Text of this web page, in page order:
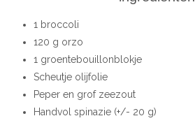
1 broccoli
120 g orzo
1 groentebouillonblokje
Scheutje olijfolie
Peper en grof zeezout
Handvol spinazie (+/- 20 g)